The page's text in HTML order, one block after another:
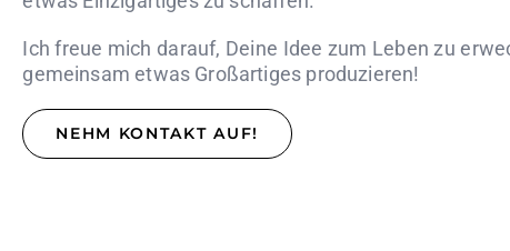
Ich freue mich darauf, Deine Idee zum Leben zu
gemeinsam etwas Großartiges produzieren!
NEHM KONTAKT AUF!